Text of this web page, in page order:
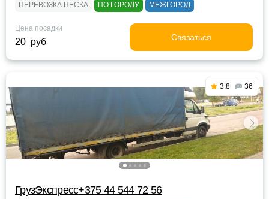
ПЕРЕВОЗКА ПЕСКА ПО ГОРОДУ МЕЖГОРОД
Цена посадки
20 руб Связаться
3.8 36
ГрузЭкспресс+375 44 544 72 56